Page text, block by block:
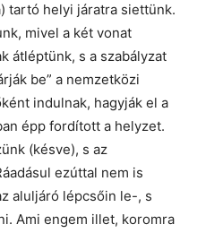
tartó helyi járatra siettünk.
mivel a két vonat
átléptünk, s a szabályzat
be” a nemzetközi
indulnak, hagyják el a
épp fordított a helyzet.
(késve), s az
ezúttal nem is
aluljáró lépcsőin le-, s
Ami engem illet, koromra